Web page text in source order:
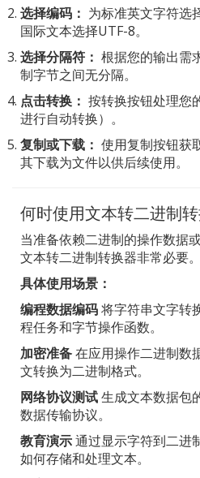
选择编码： 为标准英文字符选
国际文本选择UTF-8。
选择分隔符： 根据您的输出需
制字节之间无分隔。
点击转换： 按转换按钮处理您
进行自动转换）。
复制或下载： 使用复制按钮获
其下载为文件以供后续使用。
何时使用文本转二进制
当准备依赖二进制的操作数据
文本转二进制转换器非常必要。
具体使用场景：
编程数据编码将字符串文字转
程任务和字节操作函数。
加密准备在应用操作二进制数
文转换为二进制格式。
网络协议测试生成文本数据包
数据传输协议。
教育演示通过显示字符到二进
如何存储和处理文本。